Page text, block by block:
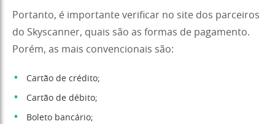
Portanto, é importante verificar no site dos parceiros
do Skyscanner, quais são as formas de pagamento.
Porém, as mais convencionais são:
Cartão de crédito;
Cartão de débito;
Boleto bancário;